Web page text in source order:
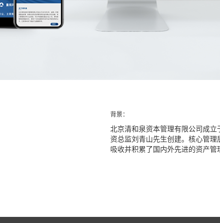
背景：
北京清和泉资本管理有限公司成
资总监刘青山先生创建。核心管理
吸收并积累了国内外先进的资产管